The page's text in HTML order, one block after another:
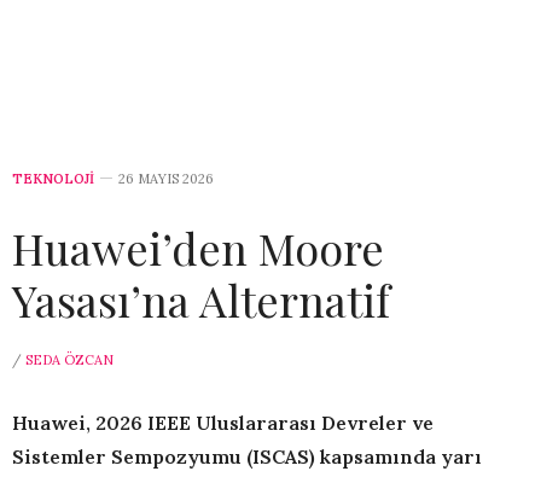
TEKNOLOJİ 26 MAYIS 2026
Huawei’den Moore
Yasası’na Alternatif
/ SEDA ÖZCAN
Huawei, 2026 IEEE Uluslararası Devreler ve
Sistemler Sempozyumu (ISCAS) kapsamında yarı